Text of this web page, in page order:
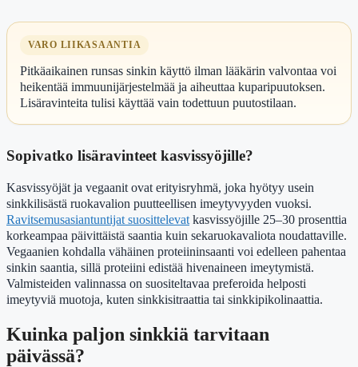
VARO LIIKASAANTIA
Pitkäaikainen runsas sinkin käyttö ilman lääkärin valvontaa voi
heikentää immuunijärjestelmää ja aiheuttaa kuparipuutoksen.
Lisäravinteita tulisi käyttää vain todettuun puutostilaan.
Sopivatko lisäravinteet kasvissyöjille?
Kasvissyöjät ja vegaanit ovat erityisryhmä, joka hyötyy usein
sinkkilisästä ruokavalion puutteellisen imeytyvyyden vuoksi.
Ravitsemusasiantuntijat suosittelevat kasvissyöjille 25–30 prosenttia
korkeampaa päivittäistä saantia kuin sekaruokavaliota noudattaville.
Vegaanien kohdalla vähäinen proteiininsaanti voi edelleen pahentaa
sinkin saantia, sillä proteiini edistää hivenaineen imeytymistä.
Valmisteiden valinnassa on suositeltavaa preferoida helposti
imeytyviä muotoja, kuten sinkkisitraattia tai sinkkipikolinaattia.
Kuinka paljon sinkkiä tarvitaan
päivässä?